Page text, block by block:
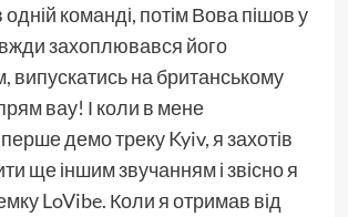
команді, потім Вова пішов у
захоплювався його
випускатись на британському
вау! І коли в мене
демо треку Kyiv, я захотів
ще іншим звучанням і звісно я
LoVibe. Коли я отримав від